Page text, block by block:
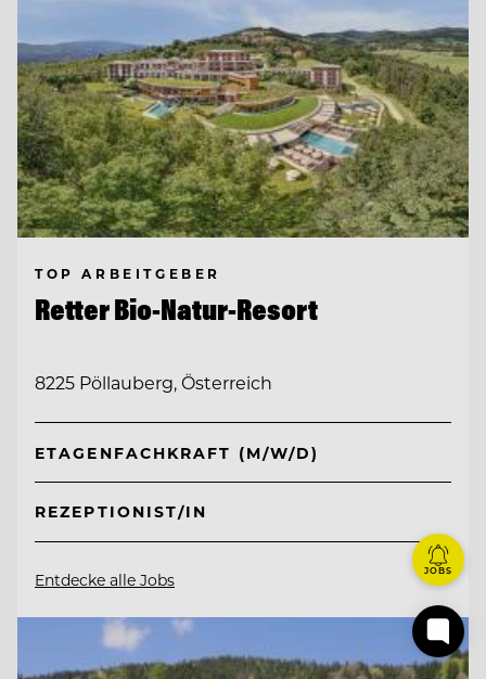
TOP ARBEITGEBER
Retter Bio-Natur-Resort
8225 Pöllauberg, Österreich
ETAGENFACHKRAFT (M/W/D)
REZEPTIONIST/IN
Entdecke alle Jobs JOBS